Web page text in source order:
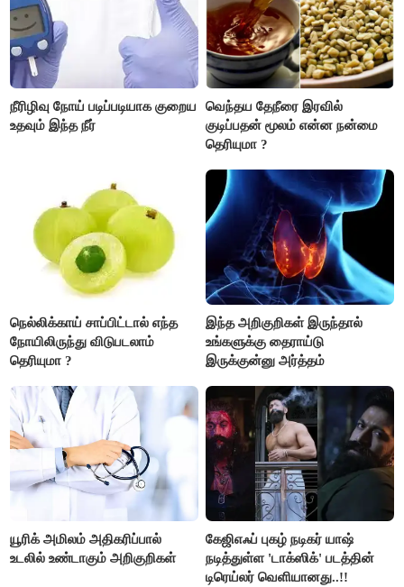
நீரிழிவு நோய் படிப்படியாக குறைய
உதவும் இந்த நீர்
வெந்தய தேநீரை இரவில்
குடிப்பதன் மூலம் என்ன நன்மை
தெரியுமா ?
நெல்லிக்காய் சாப்பிட்டால் எந்த
நோயிலிருந்து விடுபடலாம்
தெரியுமா ?
இந்த அறிகுறிகள் இருந்தால்
உங்களுக்கு தைராய்டு
இருக்குன்னு அர்த்தம்
யூரிக் அமிலம் அதிகரிப்பால்
உடலில் உண்டாகும் அறிகுறிகள்
கேஜிஎஃப் புகழ் நடிகர் யாஷ்
நடித்துள்ள 'டாக்‌ஸிக்' படத்தின்
டிரெய்லர் வெளியானது..!!